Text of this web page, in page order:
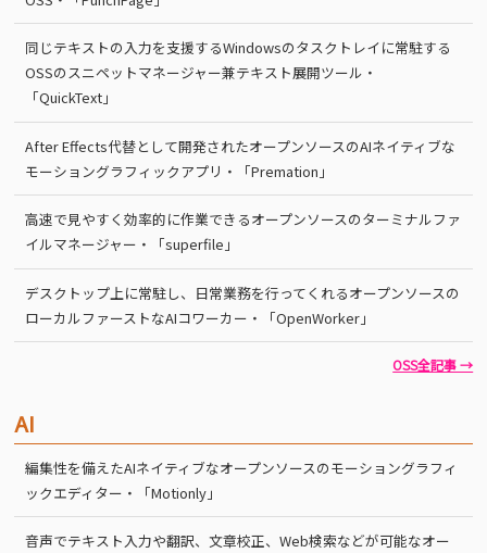
同じテキストの入力を支援するWindowsのタスクトレイに常駐する
OSSのスニペットマネージャー兼テキスト展開ツール・
「QuickText」
After Effects代替として開発されたオープンソースのAIネイティブな
モーショングラフィックアプリ・「Premation」
高速で見やすく効率的に作業できるオープンソースのターミナルファ
イルマネージャー・「superfile」
デスクトップ上に常駐し、日常業務を行ってくれるオープンソースの
ローカルファーストなAIコワーカー・「OpenWorker」
OSS全記事 →
AI
編集性を備えたAIネイティブなオープンソースのモーショングラフィ
ックエディター・「Motionly」
音声でテキスト入力や翻訳、文章校正、Web検索などが可能なオー